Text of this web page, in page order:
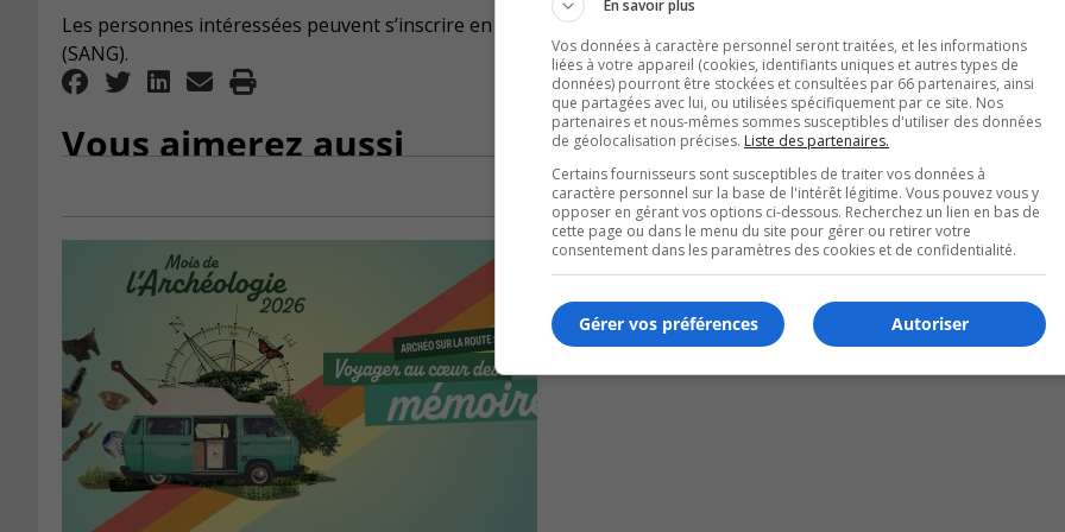
Les personnes intéressées peuvent s’inscrire en ligne sur le site d’Héma-Québec ou en téléphonant au 1 800
(SANG).
Vous aimerez aussi
En savoir plus
Vos données à caractère personnel seront traitées, et les informations
liées à votre appareil (cookies, identifiants uniques et autres types de
données) pourront être stockées et consultées par 66 partenaires, ainsi
que partagées avec lui, ou utilisées spécifiquement par ce site. Nos
partenaires et nous-mêmes sommes susceptibles d'utiliser des données
de géolocalisation précises. Liste des partenaires.
Certains fournisseurs sont susceptibles de traiter vos données à
caractère personnel sur la base de l'intérêt légitime. Vous pouvez vous y
opposer en gérant vos options ci-dessous. Recherchez un lien en bas de
cette page ou dans le menu du site pour gérer ou retirer votre
consentement dans les paramètres des cookies et de confidentialité.
Autoriser
Gérer vos préférences